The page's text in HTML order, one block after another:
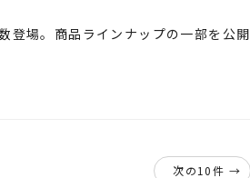
登場。商品ラインナップの一部を公開
ざいます。また、撮影環境やご利用
次の10件 →